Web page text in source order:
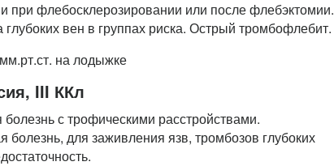
при флебосклерозировании или после флебэктомии.
вен в группах риска. Острый тромбофлебит.
на лодыжке
III ККл
болезнь с трофическими расстройствами.
болезнь, для заживления язв, тромбозов глубоких